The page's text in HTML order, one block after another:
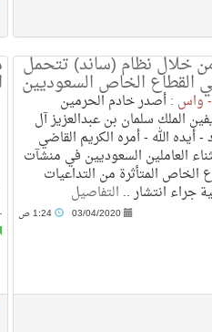
خلال نظام (ساند) تتحمل
- واس :أصدر خادم الحرمين
الملك سلمان بن عبدالعزيز آل
أيده الله - أمره الكريم القاضي
العاملين السعوديين في منشآت
الخاص المتأثرة من التداعيات
جراء انتشار .. التفاصيل
03/04/2020 1:24 ص